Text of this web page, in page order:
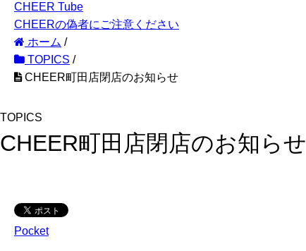
CHEER Tube
CHEERの偽者にご注意ください
ホーム /
TOPICS /
CHEER町田店閉店のお知らせ
TOPICS
CHEER町田店閉店のお知らせ
Pocket